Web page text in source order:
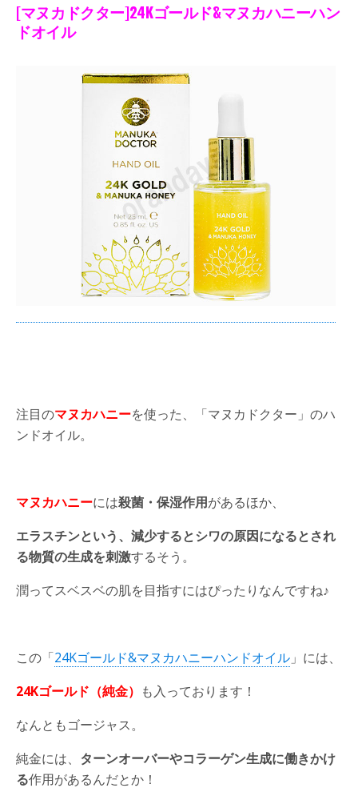
[マヌカドクター]24Kゴールド&マヌカハニーハン
ドオイル
注目のマヌカハニーを使った、「マヌカドクター」のハ
ンドオイル。
マヌカハニーには殺菌・保湿作用があるほか、
エラスチンという、減少するとシワの原因になるとされ
る物質の生成を刺激するそう。
潤ってスベスベの肌を目指すにはぴったりなんですね♪
この「24Kゴールド&マヌカハニーハンドオイル 」には、
24Kゴールド（純金） も入っております！
なんともゴージャス。
純金には、 ターンオーバーやコラーゲン生成に働きかけ
る作用があるんだとか！